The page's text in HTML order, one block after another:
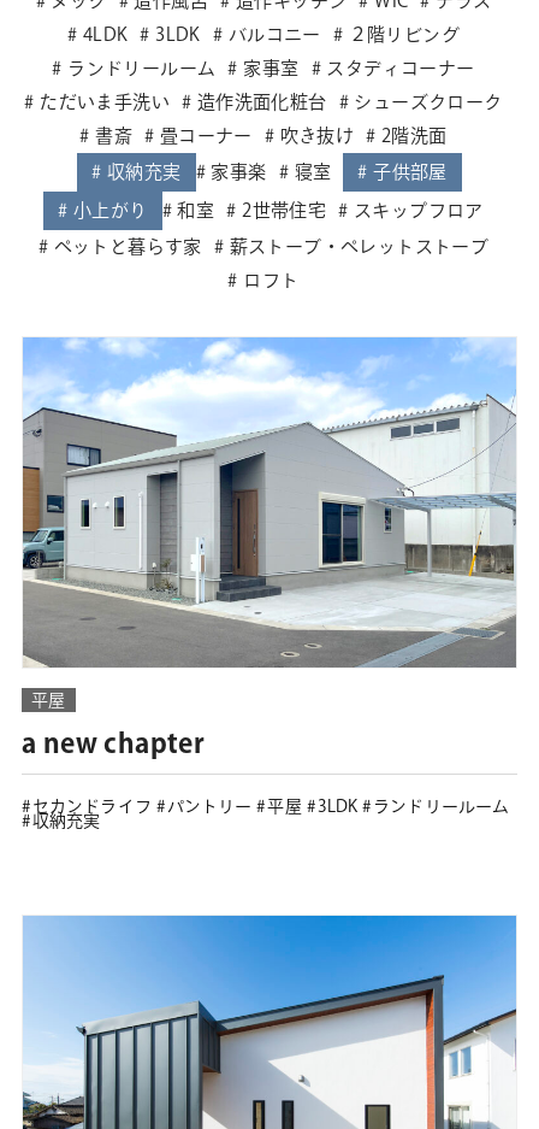
4LDK
3LDK バルコニー
２階リビング
ランドリールーム
家事室
スタディコーナー
ただいま手洗い
造作洗面化粧台
シューズクローク
書斎
畳コーナー 吹き抜け
2階洗面
収納充実
家事楽 寝室 子供部屋
小上がり 和室 2世帯住宅
スキップフロア
ペットと暮らす家
薪ストーブ・ペレットストーブ
ロフト
平屋
a new chapter
セカンドライフ パントリー 平屋 3LDK
ランドリールーム
収納充実